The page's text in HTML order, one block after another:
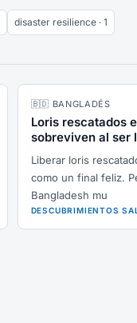
disaster resilience · 1
🇧🇩 BANGLADÉS
Loris rescatados
sobreviven al ser
Liberar loris
como un final feliz.
Bangladesh mu
DESCUBRIMIENTOS